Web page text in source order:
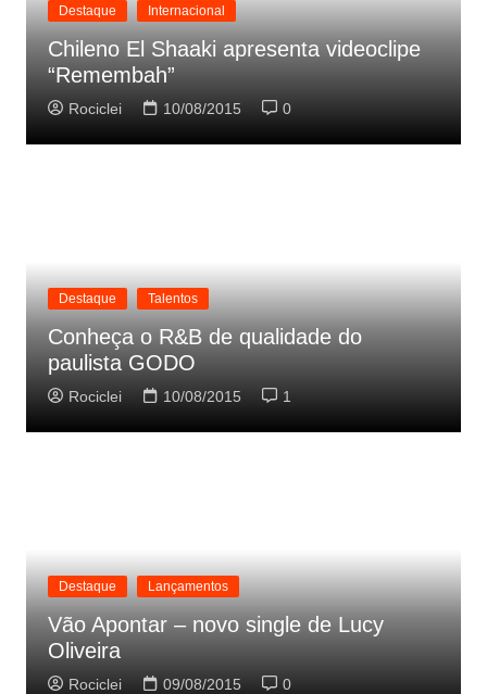
Destaque Internacional
Chileno El Shaaki apresenta videoclipe
“Remembah”
Rociclei 10/08/2015 0
Destaque Talentos
Conheça o R&B de qualidade do
paulista GODO
Rociclei 10/08/2015 1
Destaque Lançamentos
Vão Apontar – novo single de Lucy
Oliveira
Rociclei 09/08/2015 0